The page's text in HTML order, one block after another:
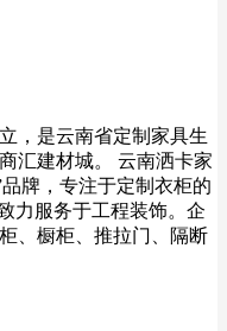
，是云南省定制家具生
汇建材城。 云南洒卡家
牌，专注于定制衣柜的
力服务于工程装饰。企
、橱柜、推拉门、隔断